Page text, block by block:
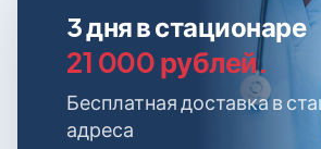
3 дня в стационаре
21 000 рублей.
Бесплатная доставка в
адреса